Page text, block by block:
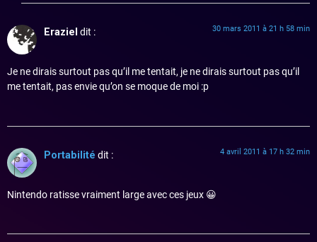
Eraziel dit : 30 mars 2011 à 21 h 58 min
Je ne dirais surtout pas qu’il me tentait, je ne dirais surtout pas qu’il
me tentait, pas envie qu’on se moque de moi :p
Portabilité dit : 4 avril 2011 à 17 h 32 min
Nintendo ratisse vraiment large avec ces jeux 😀